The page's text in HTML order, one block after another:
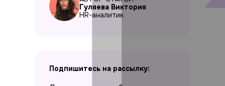
Гуляева Виктория
HR-аналитик
Подпишитесь на рассылку: